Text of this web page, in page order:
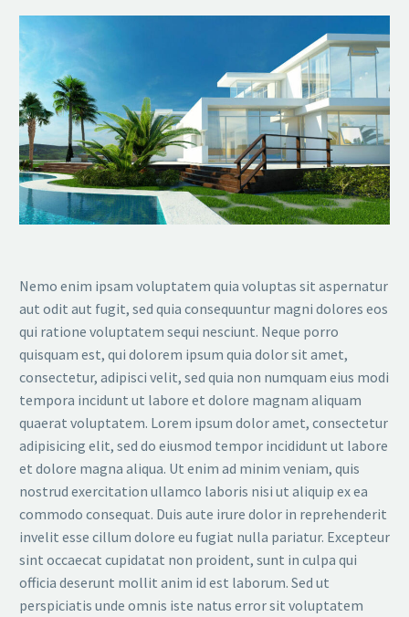
Nemo enim ipsam voluptatem quia voluptas sit aspernatur
aut odit aut fugit, sed quia consequuntur magni dolores eos
qui ratione voluptatem sequi nesciunt. Neque porro
quisquam est, qui dolorem ipsum quia dolor sit amet,
consectetur, adipisci velit, sed quia non numquam eius modi
tempora incidunt ut labore et dolore magnam aliquam
quaerat voluptatem. Lorem ipsum dolor amet, consectetur
adipisicing elit, sed do eiusmod tempor incididunt ut labore
et dolore magna aliqua. Ut enim ad minim veniam, quis
nostrud exercitation ullamco laboris nisi ut aliquip ex ea
commodo consequat. Duis aute irure dolor in reprehenderit
invelit esse cillum dolore eu fugiat nulla pariatur. Excepteur
sint occaecat cupidatat non proident, sunt in culpa qui
officia deserunt mollit anim id est laborum. Sed ut
perspiciatis unde omnis iste natus error sit voluptatem